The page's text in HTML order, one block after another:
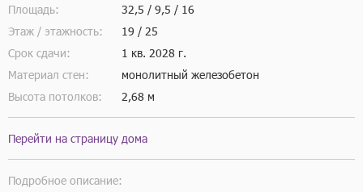
Площадь:
32,5 / 9,5 / 16
Этаж / этажность:
19 / 25
Срок сдачи:
1 кв. 2028 г.
Материал стен:
монолитный железобетон
Высота потолков:
2,68 м
Перейти на страницу дома
Подробное описание: